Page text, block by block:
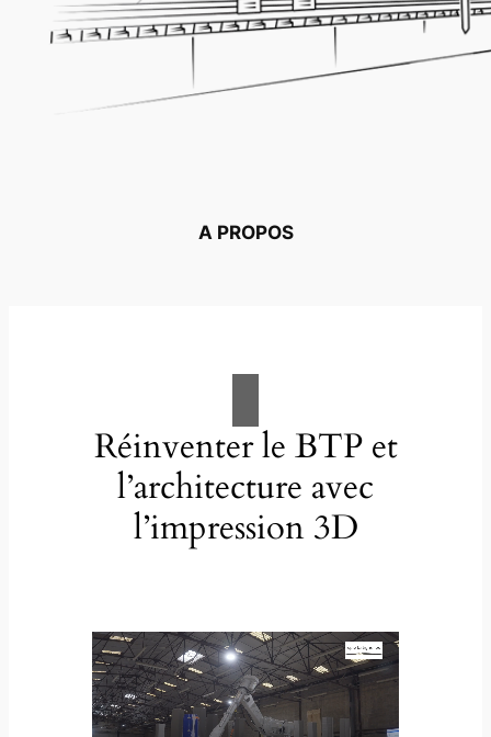
A PROPOS
Réinventer le BTP et
l’architecture avec
l’impression 3D